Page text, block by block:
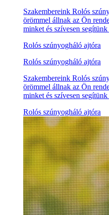
Szakembereink Rolós
örömmel állnak az Ön
minket és szívesen
Rolós szúnyogháló ajtóra
Rolós szúnyogháló ajtóra
Szakembereink Rolós
örömmel állnak az Ön
minket és szívesen
Rolós szúnyogháló ajtóra